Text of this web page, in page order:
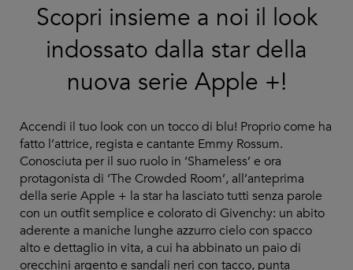
Scopri insieme a noi il look
indossato dalla star della
nuova serie Apple +!
Accendi il tuo look con un tocco di blu! Proprio come ha
fatto l’attrice, regista e cantante Emmy Rossum.
Conosciuta per il suo ruolo in ‘Shameless’ e ora
protagonista di ‘The Crowded Room’, all’anteprima
della serie Apple + la star ha lasciato tutti senza parole
con un outfit semplice e colorato di Givenchy: un abito
aderente a maniche lunghe azzurro cielo con spacco
alto e dettaglio in vita, a cui ha abbinato un paio di
orecchini argento e sandali neri con tacco, punta